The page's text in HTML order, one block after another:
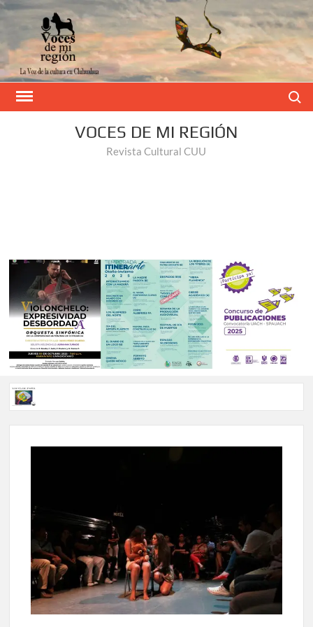
VOCES DE MI REGIÓN
Revista Cultural CUU
Voces de Papel Parral, edición especial Coyame del Sotol
A 18 años de su partida, Teatro Bárbaro rinde homenaje a
Víctor Hugo Rascón Banda con Voces en el umbral
Invitan a participar en “Convocatoria UACH-SPAUACH
2026” para publicar textos académicos con sello editorial.